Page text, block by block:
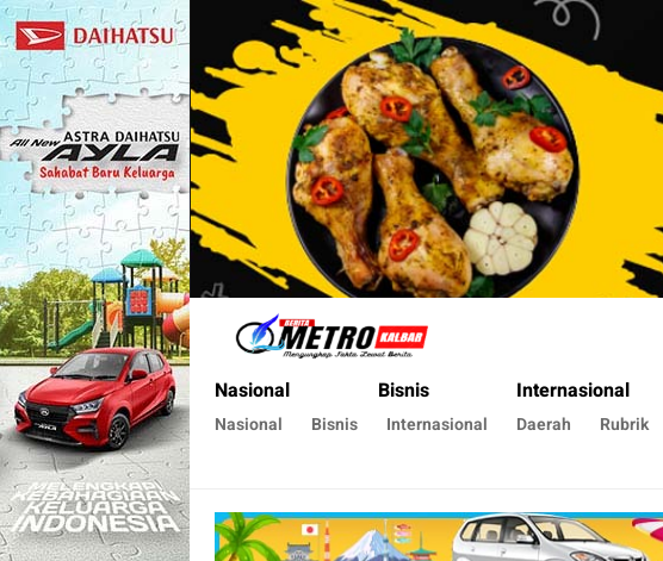
Metro Kalbar
Inspirasi Untuk Negeri
Nasional Bisnis Internasional
Nasional Bisnis Internasional Daerah Rubrik